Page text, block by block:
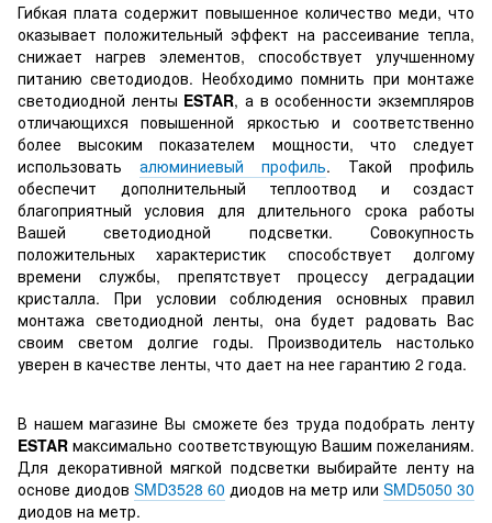
Гибкая плата содержит повышенное количество меди, что
оказывает положительный эффект на рассеивание тепла,
снижает нагрев элементов, способствует улучшенному
питанию светодиодов. Необходимо помнить при монтаже
светодиодной ленты ESTAR, а в особенности экземпляров
отличающихся повышенной яркостью и соответственно
более высоким показателем мощности, что следует
использовать алюминиевый профиль. Такой профиль
обеспечит дополнительный теплоотвод и создаст
благоприятный условия для длительного срока работы
Вашей светодиодной подсветки. Совокупность
положительных характеристик способствует долгому
времени службы, препятствует процессу деградации
кристалла. При условии соблюдения основных правил
монтажа светодиодной ленты, она будет радовать Вас
своим светом долгие годы. Производитель настолько
уверен в качестве ленты, что дает на нее гарантию 2 года.
В нашем магазине Вы сможете без труда подобрать ленту
ESTARмаксимально соответствующую Вашим пожеланиям.
Для декоративной мягкой подсветки выбирайте ленту на
основе диодов SMD3528 60 диодов на метр или SMD5050 30
диодов на метр.